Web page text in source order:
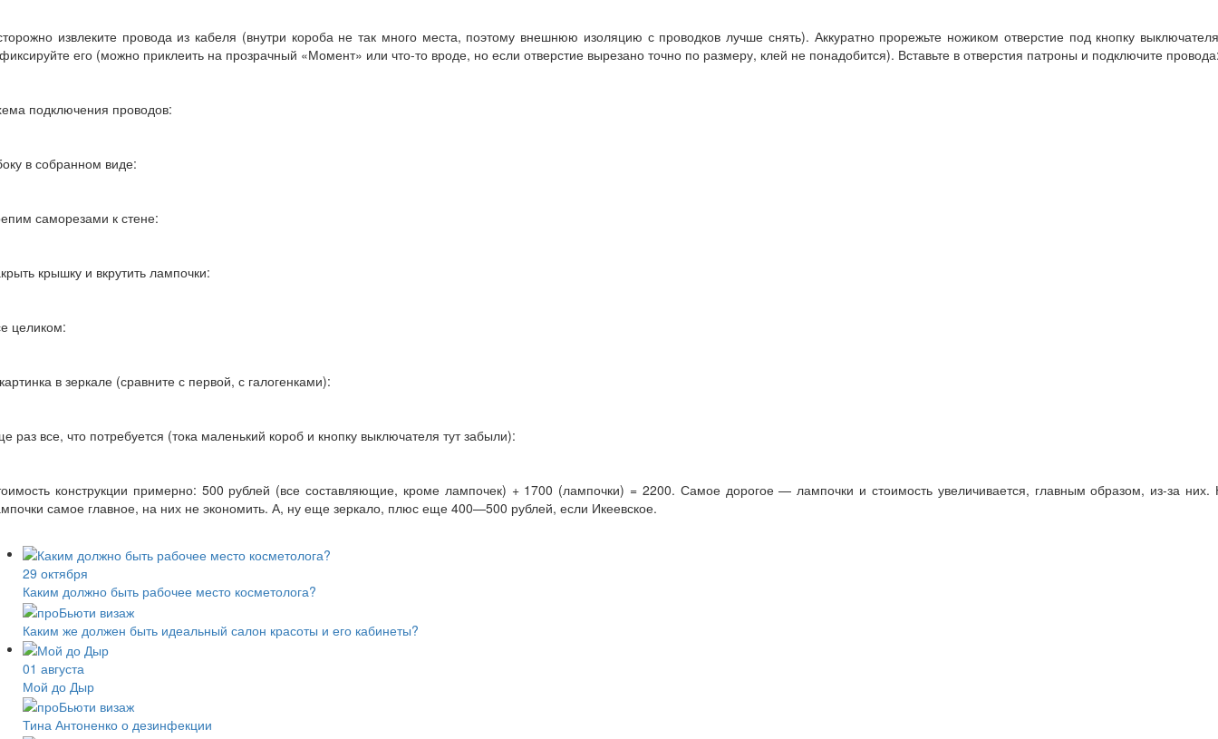
извлеките провода из кабеля (внутри короба не так много места, поэтому внешнюю изоляцию с проводков лучше снять). Аккуратно прорежьте ножиком отверстие под кнопку
его (можно приклеить на прозрачный «Момент» или что-то вроде, но если отверстие вырезано точно по размеру, клей не понадобится). Вставьте в отверстия патроны и подключите
подключения проводов:
в собранном виде:
саморезами к стене:
крышку и вкрутить лампочки:
целиком:
в зеркале (сравните с первой, с галогенками):
раз все, что потребуется (тока маленький короб и кнопку выключателя тут забыли):
конструкции примерно: 500 рублей (все составляющие, кроме лампочек) + 1700 (лампочки) = 2200. Самое дорогое — лампочки и стоимость увеличивается, главным образом, из-за них.
самое главное, на них не экономить. А, ну еще зеркало, плюс еще 400—500 рублей, если Икеевское.
29 октября
Каким должно быть рабочее место косметолога?
Каким же должен быть идеальный салон красоты и его кабинеты?
01 августа
Мой до Дыр
Тина Антоненко о дезинфекции